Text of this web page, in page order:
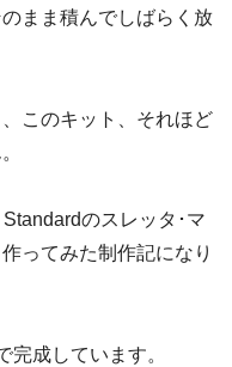
まま積んでしばらく放
このキット、それほど
のスレッタ･マ
ってみた制作記になり
完成しています。